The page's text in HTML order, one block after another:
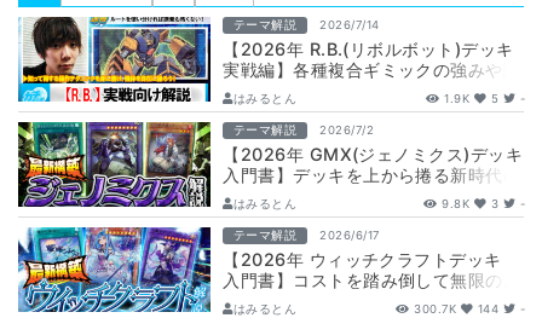
テーマ解説 2026/7/14
【2026年 R.B.(リボルボット)デッキ
実戦編】各種複合ギミックの強みや誘
発ケアのプレイングを徹底解説！
はみるとん 1.9K 5 -
テーマ解説 2026/7/2
【2026年 GMX(ジェノミクス)デッキ
入門書】デッキを上から捲る新時代の
デッキ融合！ド派手な火力で攻めろ…
はみるとん 9.8K 3 -
テーマ解説 2026/6/17
【2026年 ウィッチクラフトデッキ
入門書】コストを踏み倒して無限の展
開！
はみるとん 300.7K 144 -